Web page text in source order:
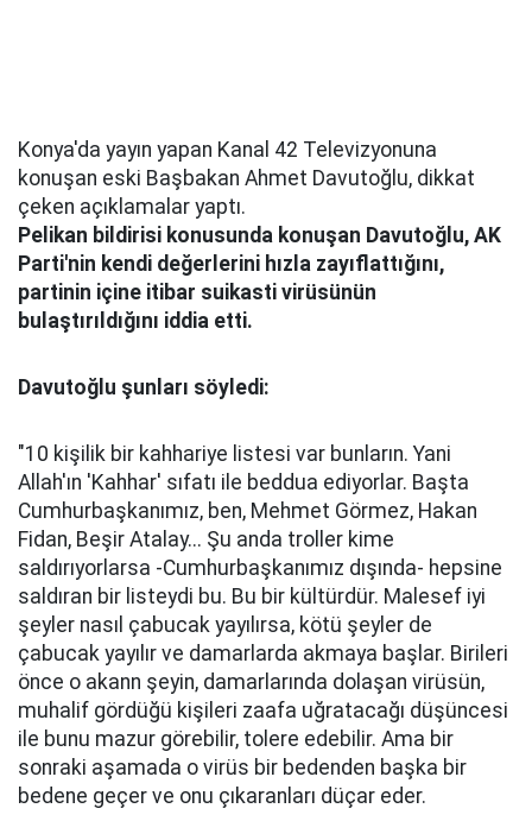
Konya'da yayın yapan Kanal 42 Televizyonuna
konuşan eski Başbakan Ahmet Davutoğlu, dikkat
çeken açıklamalar yaptı.
Pelikan bildirisi konusunda konuşan Davutoğlu, AK
Parti'nin kendi değerlerini hızla zayıflattığını,
partinin içine itibar suikasti virüsünün
bulaştırıldığını iddia etti.
Davutoğlu şunları söyledi:
"10 kişilik bir kahhariye listesi var bunların. Yani
Allah'ın 'Kahhar' sıfatı ile beddua ediyorlar. Başta
Cumhurbaşkanımız, ben, Mehmet Görmez, Hakan
Fidan, Beşir Atalay... Şu anda troller kime
saldırıyorlarsa -Cumhurbaşkanımız dışında- hepsine
saldıran bir listeydi bu. Bu bir kültürdür. Malesef iyi
şeyler nasıl çabucak yayılırsa, kötü şeyler de
çabucak yayılır ve damarlarda akmaya başlar. Birileri
önce o akann şeyin, damarlarında dolaşan virüsün,
muhalif gördüğü kişileri zaafa uğratacağı düşüncesi
ile bunu mazur görebilir, tolere edebilir. Ama bir
sonraki aşamada o virüs bir bedenden başka bir
bedene geçer ve onu çıkaranları düçar eder.